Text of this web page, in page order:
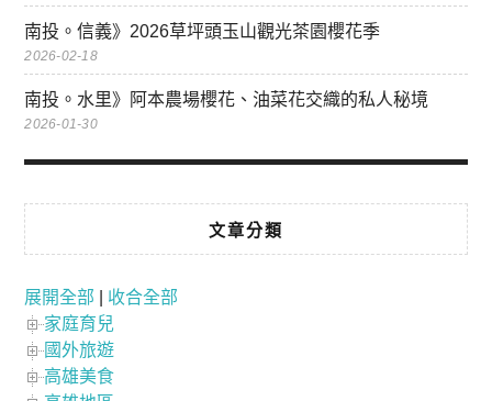
南投。信義》2026草坪頭玉山觀光茶園櫻花季
2026-02-18
南投。水里》阿本農場櫻花、油菜花交織的私人秘境
2026-01-30
文章分類
展開全部
收合全部
家庭育兒
國外旅遊
高雄美食